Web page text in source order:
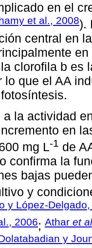
en el
et al., 2008).
central en
clorofila b es
lo que el AA
a la actividad
en
mg L-1 de
confirma la
bajas
y
y López-
2006; Athar et
y